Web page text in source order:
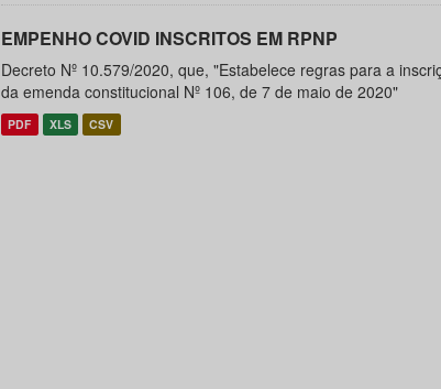
EMPENHO COVID INSCRITOS EM RPNP
Decreto Nº 10.579/2020, que, "Estabelece regras para a
da emenda constitucional Nº 106, de 7 de maio de 2020"
PDF XLS CSV